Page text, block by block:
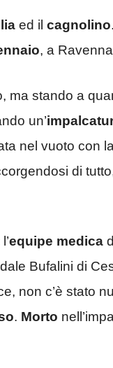
ed il cagnolino
, a
ma stando a
un’
nel vuoto con
di
equipe medica
Bufalini di
non c’è stato
. Morto